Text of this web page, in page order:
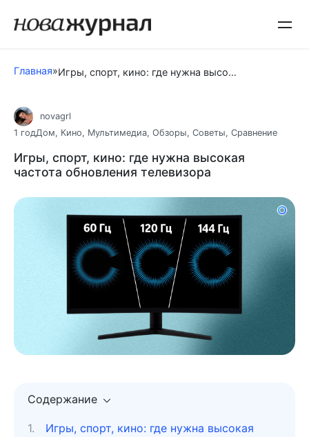
Главная» Игры, спорт, кино: где нужна высокая частота обновления телевизора
novagrl
1 годДом, Кино, Мультимедиа, Обзоры, Советы, Сравнение
Игры, спорт, кино: где нужна высокая
частота обновления телевизора
Содержание
Игры, спорт, кино: где нужна высокая